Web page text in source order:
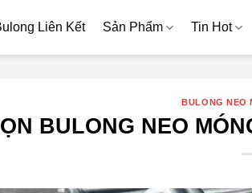
Liên Kết Sản Phẩm Tin Hot
BULONG NEO
BULONG NEO